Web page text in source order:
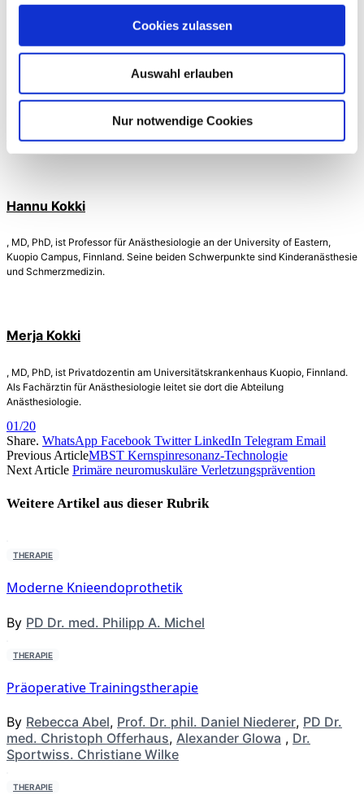
Cookies zulassen
Auswahl erlauben
Nur notwendige Cookies
Funktionalität und Lebensqualität erreicht werden. Die
Therapie mit verschiedenen Behandlungsformen im
Gewichtsabnahme, Bewegungsübungen, SYSODAs und
topischen Wirkstoffen kann erheblich dazu beitragen,
strukturelle Veränderungen im Gelenk hinauszuzögern.
Autoren
Hannu Kokki
, MD, PhD, ist Professor für Anästhesiologie an der University of Eastern,
Kuopio Campus, Finnland. Seine beiden Schwerpunkte sind Kinderanästhesie
und Schmerzmedizin.
Merja Kokki
, MD, PhD, ist Privatdozentin am Universitätskrankenhaus Kuopio, Finnland.
Als Fachärztin für Anästhesiologie leitet sie dort die Abteilung
Anästhesiologie.
01/20
Share. WhatsApp Facebook Twitter LinkedIn Telegram Email
Previous ArticleMBST Kernspinresonanz-Technologie
Next Article Primäre neuromuskuläre Verletzungsprävention
Weitere Artikel aus dieser Rubrik
THERAPIE
Moderne Knieendoprothetik
By PD Dr. med. Philipp A. Michel
THERAPIE
Präoperative Trainingstherapie
By Rebecca Abel, Prof. Dr. phil. Daniel Niederer, PD Dr.
med. Christoph Offerhaus, Alexander Glowa , Dr.
Sportwiss. Christiane Wilke
THERAPIE